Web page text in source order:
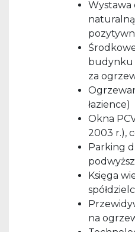
Wystawa
budynku
za
łazience)
Okna
2003 r.),
Parking
Księga
na